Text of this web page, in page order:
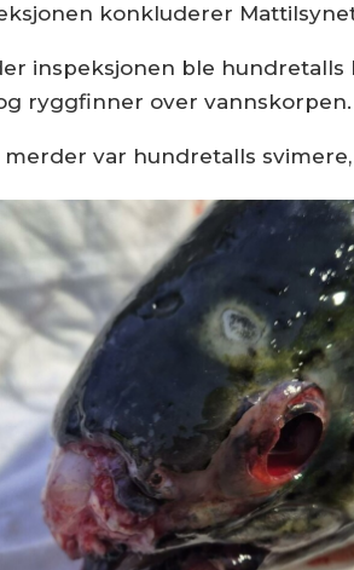
konkluderer
inspeksjonen ble
ryggfinner over vannskorpen.
var hundretalls